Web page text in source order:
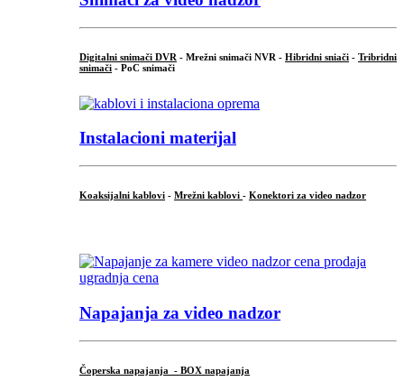
Digitalni snimači DVR - Mrežni snimači NVR - Hibridni sniači - Tribridni
snimači - PoC snimači
Instalacioni materijal
Koaksijalni kablovi - Mrežni kablovi - Konektori za video nadzor
Napajanja za video nadzor
Čoperska napajanja - BOX napajanja